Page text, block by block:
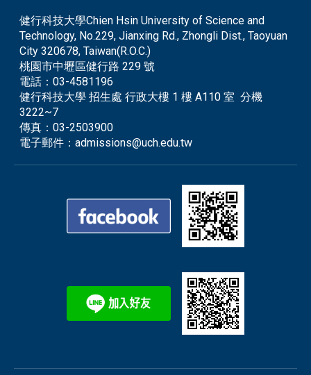
健行科技大學Chien Hsin University of Science and
Technology, No.229, Jianxing Rd., Zhongli Dist., Taoyuan
City 320678, Taiwan(R.O.C.)
桃園市中壢區健行路 229 號
電話：03-4581196
健行科技大學 招生處 行政大樓 1 樓 A110 室 分機
3222~7
傳真：03-2503900
電子郵件：admissions@uch.edu.tw